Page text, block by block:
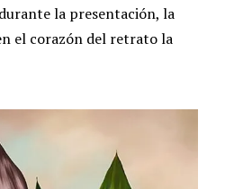
la presentación, la
el corazón del retrato la